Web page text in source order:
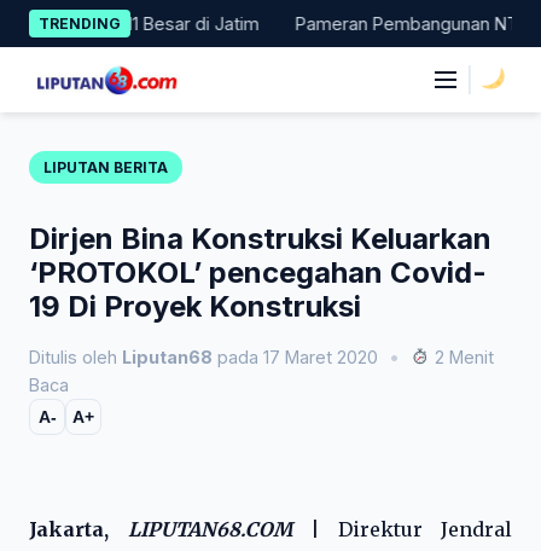
Skip
to
content
TRENDING
Masuk 11 Besar di Jatim Pameran Pembangunan NTT
LIPUTAN BERITA
Dirjen Bina Konstruksi Keluarkan
‘PROTOKOL’ pencegahan Covid-
19 Di Proyek Konstruksi
Ditulis oleh Liputan68 pada 17 Maret 2020 •
2 Menit
Baca
A- A+
Jakarta, LIPUTAN68.COM|
Direktur Jendral